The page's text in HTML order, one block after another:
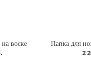
воске Папка для
2